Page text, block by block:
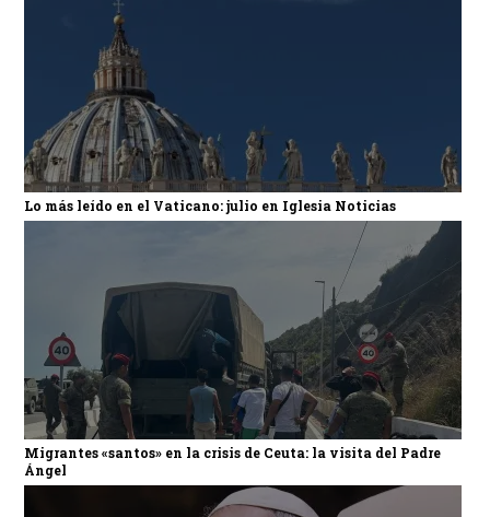
Lo más leído en el Vaticano: julio en Iglesia Noticias
Migrantes «santos» en la crisis de Ceuta: la visita del Padre
Ángel